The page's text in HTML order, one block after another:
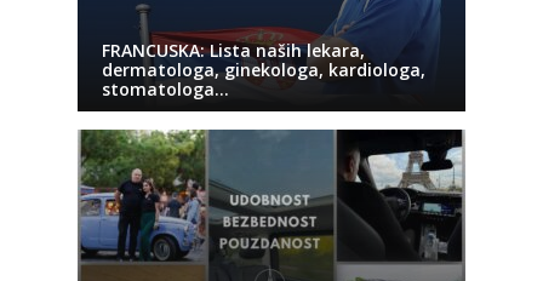
FRANCUSKA: Lista naših lekara,
dermatologa, ginekologa, kardiologa,
stomatologa…